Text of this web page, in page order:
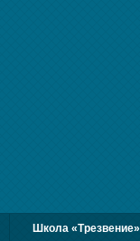
Школа «Трезвение»